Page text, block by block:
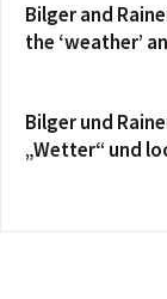
Bilger and
the ‘weather’
Bilger und
„Wetter“ und